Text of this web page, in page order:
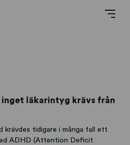
inget läkarintyg krävs från
krävdes tidigare i många fall ett
ADHD (Attention Deficit